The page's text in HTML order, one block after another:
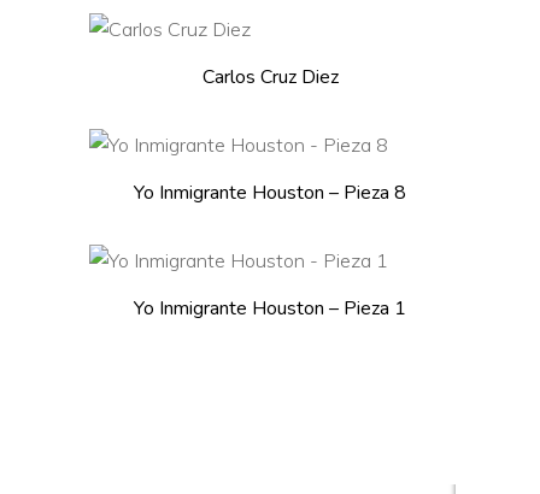
The
chosen
Carlos Cruz Diez
Yo Inmigrante Houston – Pieza 8
Yo Inmigrante Houston – Pieza 1